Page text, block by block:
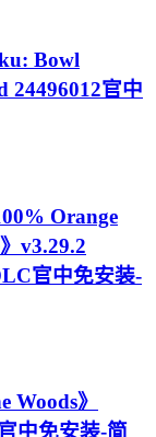
Bowl
官中
Orange
v3.29.2
官中免安装-
Woods》
中免安装-简